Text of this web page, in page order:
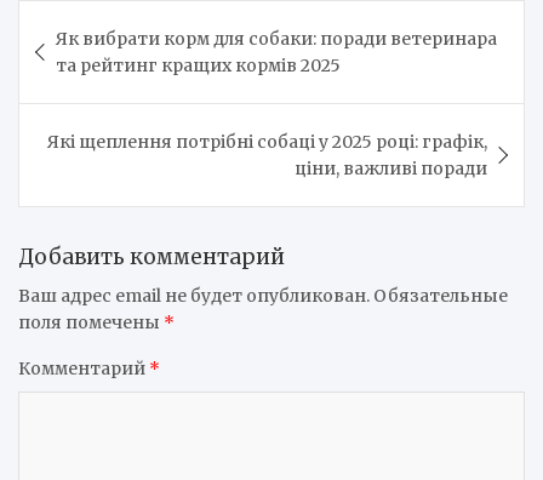
по
записям
Як вибрати корм для собаки: поради ветеринара
та рейтинг кращих кормів 2025
Які щеплення потрібні собаці у 2025 році: графік,
ціни, важливі поради
Добавить комментарий
Ваш адрес email не будет опубликован. Обязательные
поля помечены *
Комментарий *